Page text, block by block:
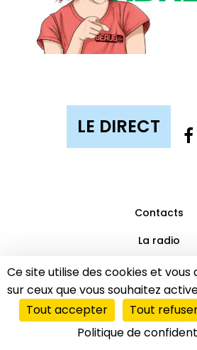
Ce site utilise des cookies et
sur ceux que vous souhaitez
Tout accepter
Tout
Politique de
Contacts
La radio
Mentions
Partenaires
© 2019 Beaub’FM | Tous
LE DIRECT